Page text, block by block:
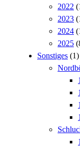
2022
2023
2024
2025
Sonstiges (1)